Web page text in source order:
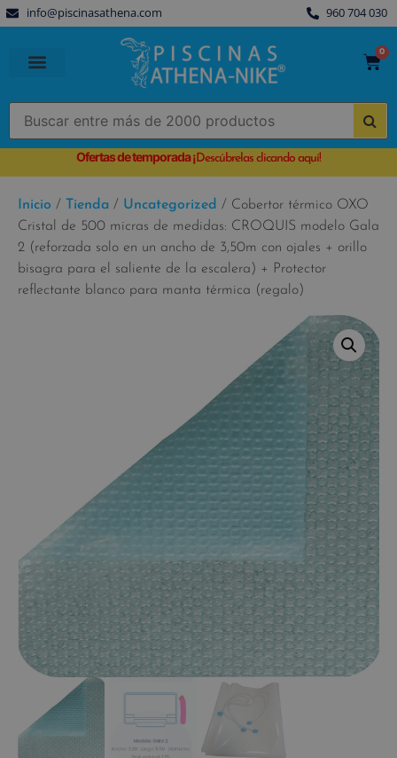
info@piscinasathena.com 960 704 030
0
Ofertas de temporada¡Descúbrelas clicando aquí!
Inicio / Tienda / Uncategorized / Cobertor térmico OXO
Cristal de 500 micras de medidas: CROQUIS modelo Gala
2 (reforzada solo en un ancho de 3,50m con ojales + orillo
bisagra para el saliente de la escalera) + Protector
reflectante blanco para manta térmica (regalo)